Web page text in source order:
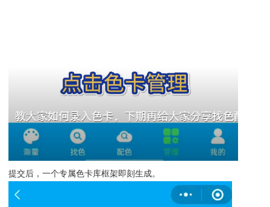
提交后，一个专属色卡库框架即刻生成。